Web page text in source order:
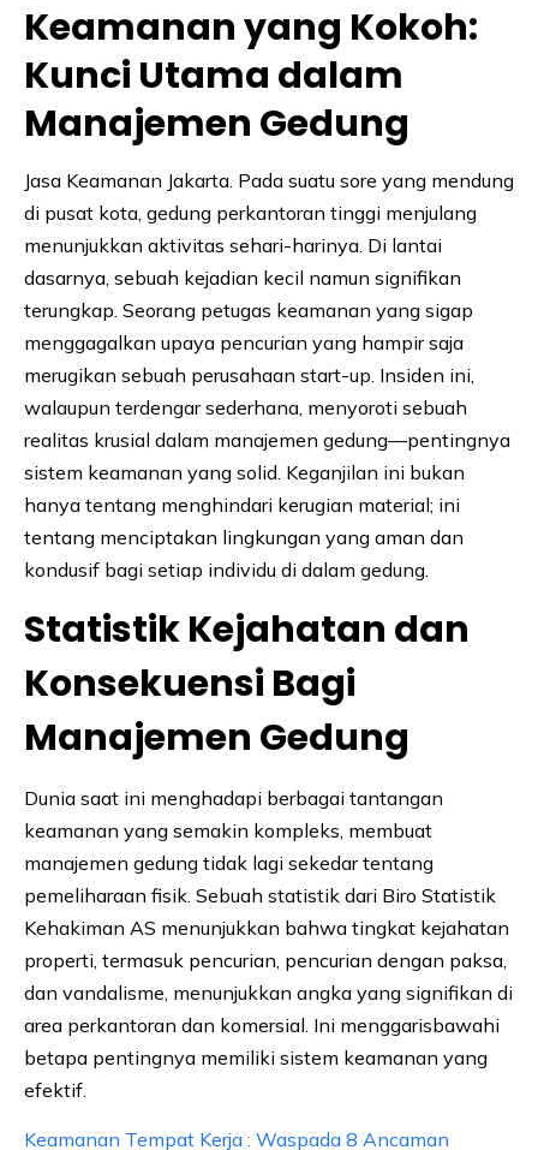
Keamanan yang Kokoh:
Kunci Utama dalam
Manajemen Gedung
Jasa Keamanan Jakarta. Pada suatu sore yang mendung
di pusat kota, gedung perkantoran tinggi menjulang
menunjukkan aktivitas sehari-harinya. Di lantai
dasarnya, sebuah kejadian kecil namun signifikan
terungkap. Seorang petugas keamanan yang sigap
menggagalkan upaya pencurian yang hampir saja
merugikan sebuah perusahaan start-up. Insiden ini,
walaupun terdengar sederhana, menyoroti sebuah
realitas krusial dalam manajemen gedung—pentingnya
sistem keamanan yang solid. Keganjilan ini bukan
hanya tentang menghindari kerugian material; ini
tentang menciptakan lingkungan yang aman dan
kondusif bagi setiap individu di dalam gedung.
Statistik Kejahatan dan
Konsekuensi Bagi
Manajemen Gedung
Dunia saat ini menghadapi berbagai tantangan
keamanan yang semakin kompleks, membuat
manajemen gedung tidak lagi sekedar tentang
pemeliharaan fisik. Sebuah statistik dari Biro Statistik
Kehakiman AS menunjukkan bahwa tingkat kejahatan
properti, termasuk pencurian, pencurian dengan paksa,
dan vandalisme, menunjukkan angka yang signifikan di
area perkantoran dan komersial. Ini menggarisbawahi
betapa pentingnya memiliki sistem keamanan yang
efektif.
Keamanan Tempat Kerja : Waspada 8 Ancaman